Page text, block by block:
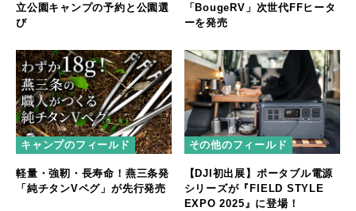
立公園キャンプの予約と公園選
び
「BougeRV」次世代FFヒータ
ーを発売
キャンプのフィールド
軽量・強靭・長寿命！燕三条発
「純チタンVペグ」が先行発売
その他のフィールド
【DJI初出展】ポータブル電源
シリーズが『FIELD STYLE
EXPO 2025』に登場！